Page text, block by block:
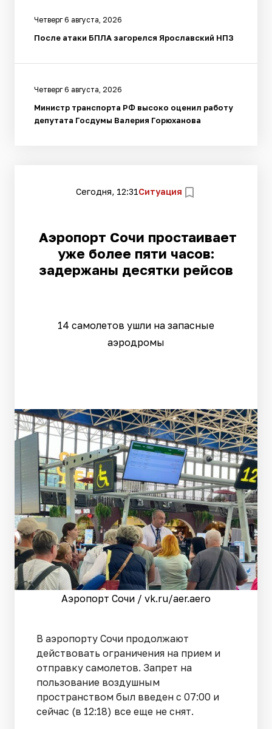
Четверг 6 августа, 2026
После атаки БПЛА загорелся Ярославский НПЗ
Четверг 6 августа, 2026
Министр транспорта РФ высоко оценил работу
депутата Госдумы Валерия Горюханова
Сегодня, 12:31Ситуация
Аэропорт Сочи простаивает
уже более пяти часов:
задержаны десятки рейсов
14 самолетов ушли на запасные
аэродромы
Аэропорт Сочи / vk.ru/aer.aero
В аэропорту Сочи продолжают
действовать ограничения на прием и
отправку самолетов. Запрет на
пользование воздушным
пространством был введен с 07:00 и
сейчас (в 12:18) все еще не снят.